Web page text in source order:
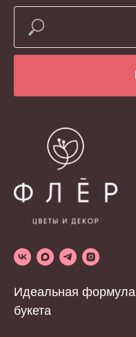
Идеальная формула
букета